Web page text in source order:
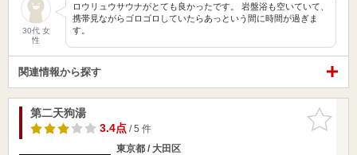
30代 女
性
ロウリュウサウナがとても良かったです。 岩盤浴も空いていて、
携帯見ながらゴロゴロしていたらあっという間に時間が過ぎま
す。
関連情報から探す
お気に入
りに追加
第二天狗湯
3.4点/ 5 件
東京都 / 大田区